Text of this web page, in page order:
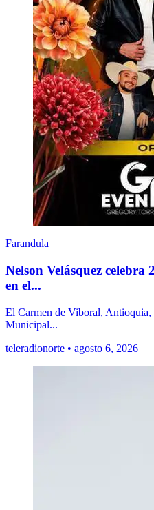
Farandula
Nelson Velásquez celebra
en el...
El Carmen de Viboral,
Municipal...
teleradionorte • agosto 6, 2026